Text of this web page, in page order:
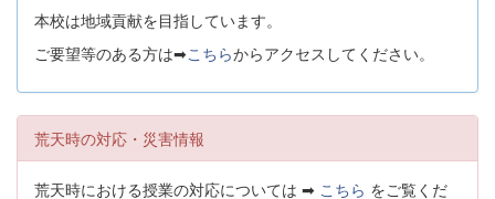
本校は地域貢献を目指しています。
ご要望等のある方は➡こちらからアクセスしてください。
荒天時の対応・災害情報
荒天時における授業の対応については ➡ こちら をご覧くだ